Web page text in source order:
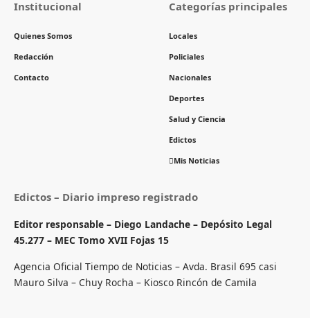
Institucional
Quienes Somos
Redacción
Contacto
Categorías principales
Locales
Policiales
Nacionales
Deportes
Salud y Ciencia
Edictos
Mis Noticias
Edictos – Diario impreso registrado
Editor responsable – Diego Landache – Depósito Legal
45.277 – MEC Tomo XVII Fojas 15
Agencia Oficial Tiempo de Noticias – Avda. Brasil 695 casi
Mauro Silva – Chuy Rocha – Kiosco Rincón de Camila